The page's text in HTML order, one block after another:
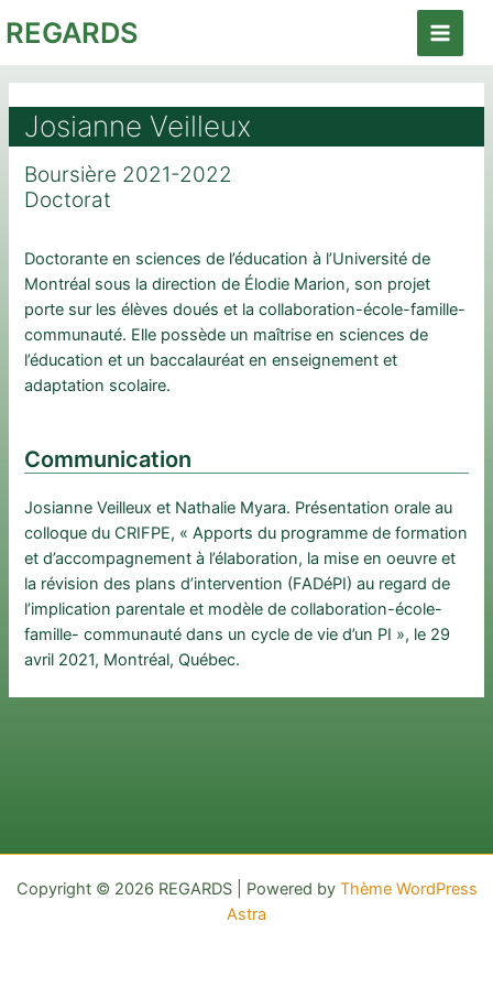
au
contenu
REGARDS
Main
Josianne Veilleux
Boursière 2021-2022
Doctorat
Doctorante en sciences de l’éducation à l’Université de
Montréal sous la direction de Élodie Marion, son projet
porte sur les élèves doués et la collaboration-école-famille-
communauté. Elle possède un maîtrise en sciences de
l’éducation et un baccalauréat en enseignement et
adaptation scolaire.
Communication
Josianne Veilleux et Nathalie Myara. Présentation orale au
colloque du CRIFPE, « Apports du programme de formation
et d’accompagnement à l’élaboration, la mise en oeuvre et
la révision des plans d’intervention (FADéPI) au regard de
l’implication parentale et modèle de collaboration-école-
famille- communauté dans un cycle de vie d’un PI », le 29
avril 2021, Montréal, Québec.
Copyright © 2026 REGARDS | Powered by Thème WordPress
Astra